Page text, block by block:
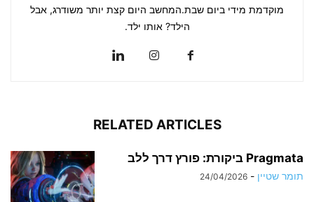
מוקדמת מידי ביום שבת.המחשב היום קצת יותר משודרג, אבל
הילד? אותו ילד.
RELATED ARTICLES
Pragmata ביקורת: פורץ דרך ללב
תומר שטיין -
24/04/2026